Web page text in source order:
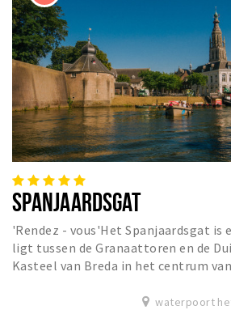
SPANJAARDSGAT
'Rendez - vous'Het Spanjaardsgat is
ligt tussen de Granaattoren en de
Kasteel van Breda in het centrum
waterpoort